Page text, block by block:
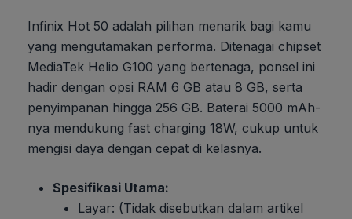
Infinix Hot 50 adalah pilihan menarik bagi kamu
yang mengutamakan performa. Ditenagai chipset
MediaTek Helio G100 yang bertenaga, ponsel ini
hadir dengan opsi RAM 6 GB atau 8 GB, serta
penyimpanan hingga 256 GB. Baterai 5000 mAh-
nya mendukung fast charging 18W, cukup untuk
mengisi daya dengan cepat di kelasnya.
Spesifikasi Utama:
Layar: (Tidak disebutkan dalam artikel